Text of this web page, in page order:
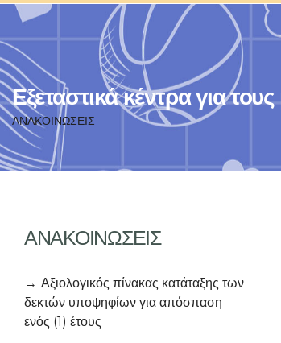
Εξεταστικά κέντρα για
ΑΝΑΚΟΙΝΩΣΕΙΣ
ΑΝΑΚΟΙΝΩΣΕΙΣ
Αξιολογικός πίνακας κατάταξης των
δεκτών υποψηφίων για απόσπαση
ενός (1) έτους